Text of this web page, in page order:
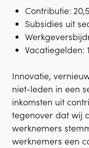
Contributie:
Subsidies uit
Vacatiegelden:
Innovatie,
niet-leden in een
inkomsten uit
tegenover dat wij
werknemers
werknemers een